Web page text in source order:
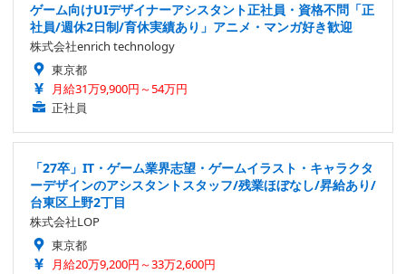
ゲーム向けUIデザイナーアシスタント正社員・資格不問「正
社員/週休2日制/育休実績あり」アニメ・マンガ好き歓迎
株式会社enrich technology
東京都
月給31万9,900円～54万円
正社員
「27卒」IT・ゲーム業界志望・ゲームイラスト・キャラクタ
ーデザインのアシスタントスタッフ/残業ほぼなし/昇給あり/
台東区上野2丁目
株式会社LOP
東京都
月給20万9,200円～33万2,600円